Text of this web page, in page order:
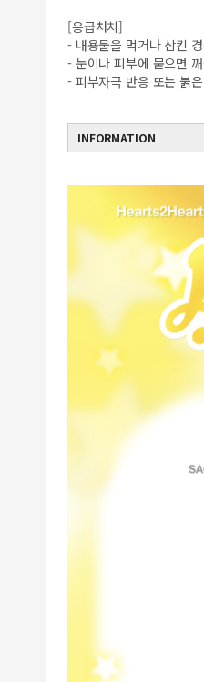
[응급처치]
- 내용물을 먹거나 삼킨
- 눈이나 피부에 묻으면
- 피부자극 반응 또는 붉
INFORMATION